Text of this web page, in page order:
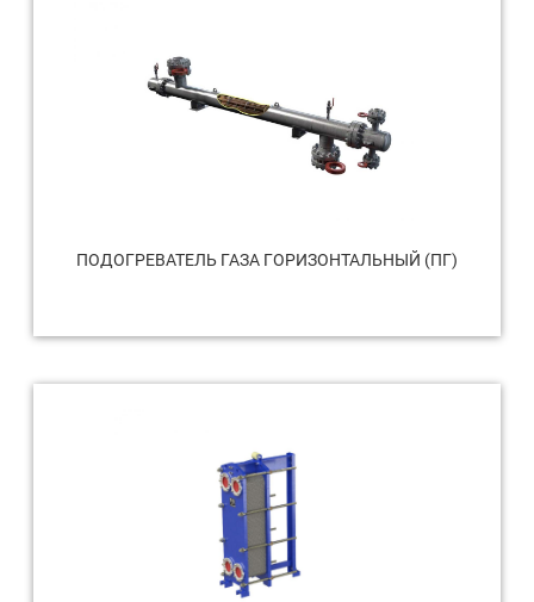
ПОДОГРЕВАТЕЛЬ ГАЗА ГОРИЗОНТАЛЬНЫЙ (ПГ)